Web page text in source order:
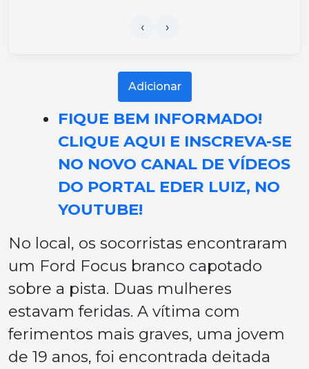
Adicionar
FIQUE BEM INFORMADO!
CLIQUE AQUI E INSCREVA-SE
NO NOVO CANAL DE VÍDEOS
DO PORTAL EDER LUIZ, NO
YOUTUBE!
No local, os socorristas encontraram
um Ford Focus branco capotado
sobre a pista. Duas mulheres
estavam feridas. A vítima com
ferimentos mais graves, uma jovem
de 19 anos, foi encontrada deitada